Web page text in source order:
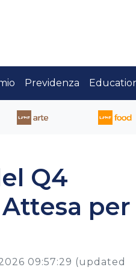
Previdenza
Q4
per
09:57:29 (updated